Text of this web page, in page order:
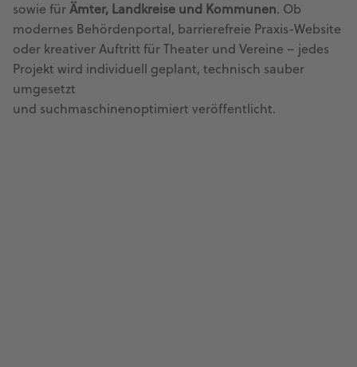
sowie für Ämter, Landkreise und Kommunen. Ob
modernes Behördenportal, barrierefreie Praxis-Website
oder kreativer Auftritt für Theater und Vereine – jedes
Projekt wird individuell geplant, technisch sauber
umgesetzt
und suchmaschinenoptimiert veröffentlicht.